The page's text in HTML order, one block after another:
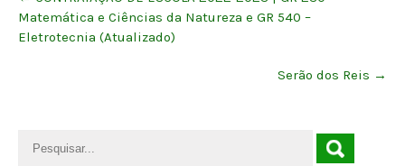
Matemática e Ciências da Natureza e GR 540 –
Eletrotecnia (Atualizado)
Serão dos Reis →